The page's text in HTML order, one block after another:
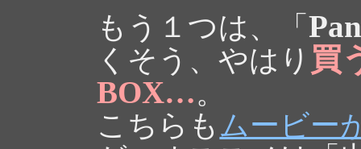
もう１つは、「
くそう、やはり 買
BOX…。
こちらも ムービー